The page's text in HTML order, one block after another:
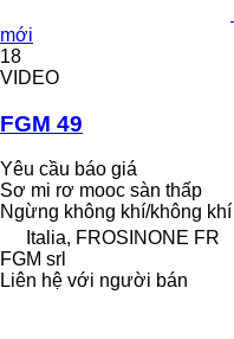
mới
18
VIDEO
FGM 49
Yêu cầu báo giá
Sơ mi rơ mooc sàn thấp
Ngừng không khí/không khí
Italia, FROSINONE FR
FGM srl
Liên hệ với người bán